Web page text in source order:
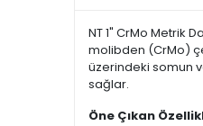
NT 1" CrMo Metrik
molibden (CrMo)
üzerindeki somun
sağlar.
Öne Çıkan